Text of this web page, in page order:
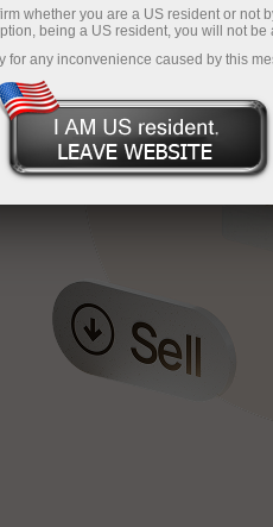
whether you are a US resident or not
being a US resident, you will not
for any inconvenience caused by this